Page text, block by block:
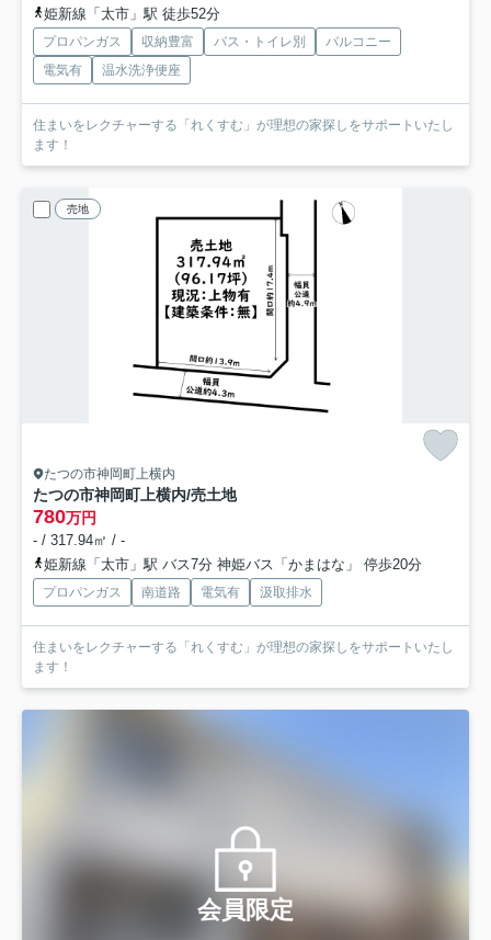
姫新線「太市」駅 徒歩52分
プロパンガス 収納豊富 バス・トイレ別
バルコニー
電気有
温水洗浄便座
住まいをレクチャーする「れくすむ」が理想の家探しをサポートいたし
ます！
売地
たつの市神岡町上横内
たつの市神岡町上横内/売土地
780万円
- / 317.94㎡ / -
姫新線「太市」駅 バス7分 神姫バス「かまはな」 停歩20分
プロパンガス 南道路 電気有 汲取排水
住まいをレクチャーする「れくすむ」が理想の家探しをサポートいたし
ます！
会員限定